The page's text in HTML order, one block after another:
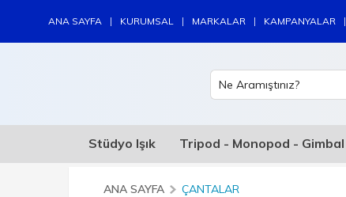
ANA SAYFA | KURUMSAL | MARKALAR | KAMPANYALAR |
Stüdyo Işık Tripod - Monopod - Gimbal
ANA SAYFA ÇANTALAR